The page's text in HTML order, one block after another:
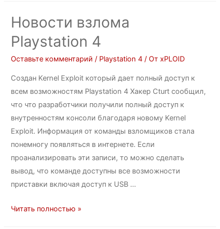
Новости взлома
Playstation 4
Оставьте комментарий / Playstation 4 / ОтxPLOID
Создан Kernel Exploit который дает полный доступ к
всем возможностям Playstation 4 Хакер Cturt сообщил,
что что разработчики получили полный доступ к
внутренностям консоли благодаря новому Kernel
Exploit. Информация от команды взломщиков стала
понемногу появляться в интернете. Если
проанализировать эти записи, то можно сделать
вывод, что команде доступны все возможности
приставки включая доступ к USB …
Читать полностью »